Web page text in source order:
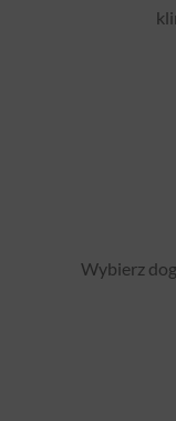
Wybierz